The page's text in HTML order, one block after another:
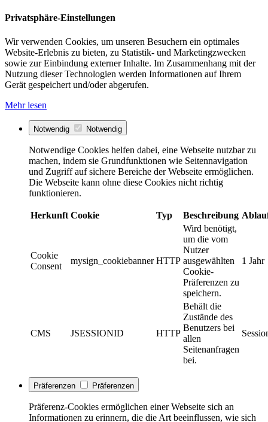
Privatsphäre-Einstellungen
Wir verwenden Cookies, um unseren Besuchern ein optimales
Website-Erlebnis zu bieten, zu Statistik- und Marketingzwecken
sowie zur Einbindung externer Inhalte. Im Zusammenhang mit der
Nutzung dieser Technologien werden Informationen auf Ihrem
Gerät gespeichert und/oder abgerufen.
Mehr lesen
Notwendig Notwendig
Notwendige Cookies helfen dabei, eine Webseite nutzbar zu
machen, indem sie Grundfunktionen wie Seitennavigation
und Zugriff auf sichere Bereiche der Webseite ermöglichen.
Die Webseite kann ohne diese Cookies nicht richtig
funktionieren.
Herkunft Cookie Typ Beschreibung
Cookie
Consent
mysign_cookiebanner HTTP
Wird benötigt,
um die vom
Nutzer
ausgewählten
Cookie-
Präferenzen zu
speichern.
1 Jahr
CMS JSESSIONID HTTP
Behält die
Zustände des
Benutzers bei
allen
Seitenanfragen
bei.
Präferenzen Präferenzen
Präferenz-Cookies ermöglichen einer Webseite sich an
Informationen zu erinnern, die die Art beeinflussen, wie sich